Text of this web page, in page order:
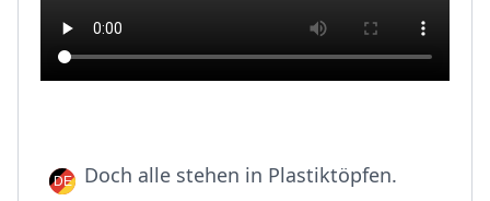
Doch alle stehen in Plastiktöpfen.